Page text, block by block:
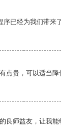
已经为我们带来
点贵，可以适当降
良师益友，让我